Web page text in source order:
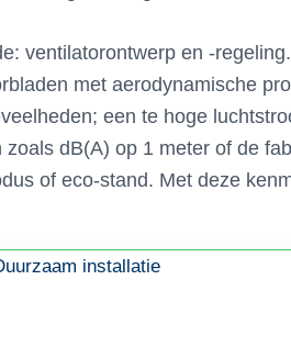
ventilatorontwerp en -
met aerodynamische
een te hoge
zoals dB(A) op 1 meter of de
of eco-stand. Met deze